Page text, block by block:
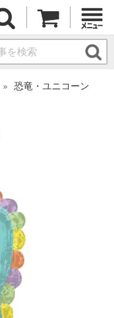
恐竜・ユニコーン